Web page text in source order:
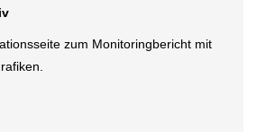
zum Monitoringbericht mit